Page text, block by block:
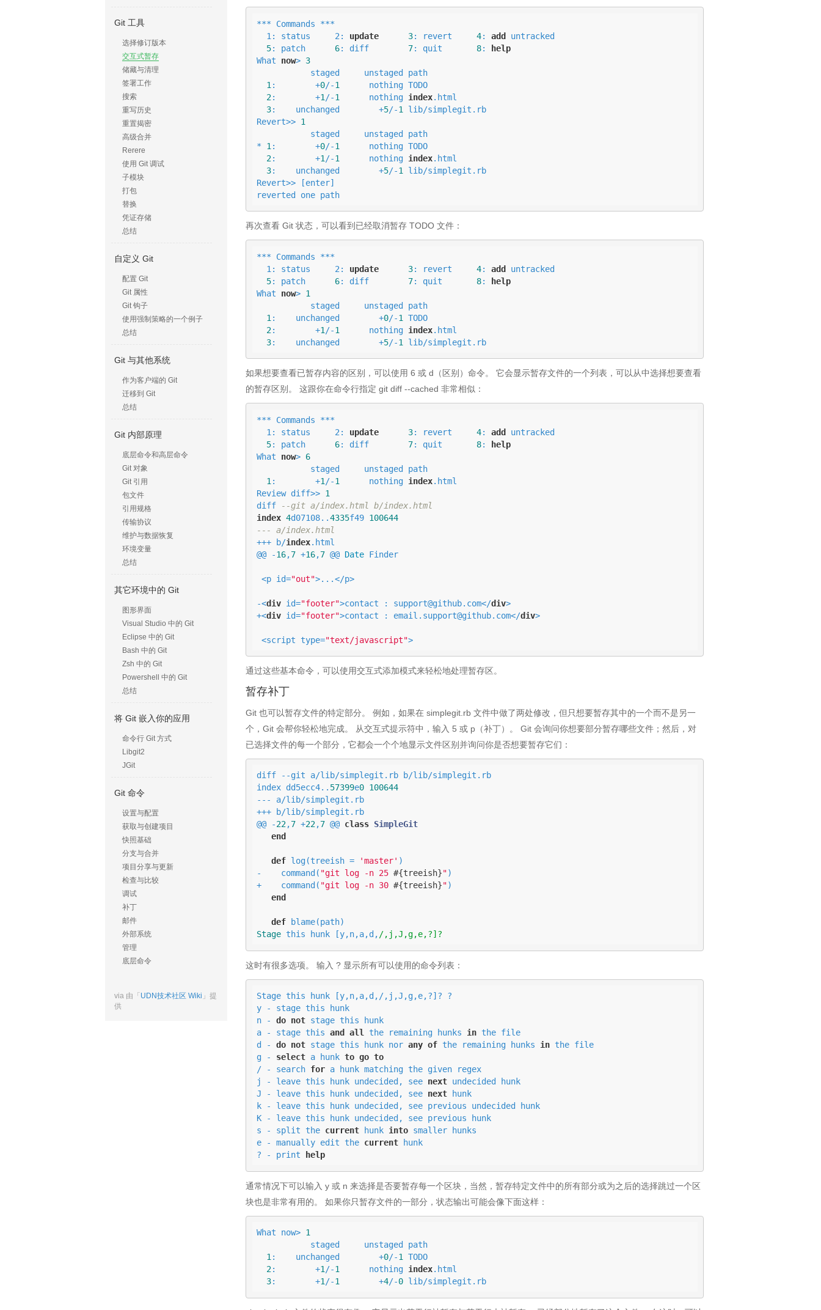
Git 工具
选择修订版本
交互式暂存
储藏与清理
签署工作
搜索
重写历史
重置揭密
高级合并
Rerere
使用 Git 调试
子模块
打包
替换
凭证存储
总结
自定义 Git
配置 Git
Git 属性
Git 钩子
使用强制策略的一个例子
总结
Git 与其他系统
作为客户端的 Git
迁移到 Git
总结
Git 内部原理
底层命令和高层命令
Git 对象
Git 引用
包文件
引用规格
传输协议
维护与数据恢复
环境变量
总结
其它环境中的 Git
图形界面
Visual Studio 中的 Git
Eclipse 中的 Git
Bash 中的 Git
Zsh 中的 Git
Powershell 中的 Git
总结
将 Git 嵌入你的应用
命令行 Git 方式
Libgit2
JGit
Git 命令
设置与配置
获取与创建项目
快照基础
分支与合并
项目分享与更新
检查与比较
调试
补丁
邮件
外部系统
管理
底层命令
via 由「 UDN技术社区 Wiki 」提
供
*** Commands ***
  1: status     2:
update 3: revert 4: add untracked
5: patch 6: diff 7: quit 8:
help
What now> 3
1 :        +0/-1
      nothing TODO
2:        +1 /-1
      nothing
index.html
3:    unchanged        +5/-1 lib/simplegit.rb
Revert>> 1
* 1 :        +0/-1
      nothing TODO
2:        +1 /-1
      nothing
index.html
3:    unchanged        +5/-1 lib/simplegit.rb
Revert>> [enter]
reverted one path
再次查看 Git 状态，可以看到已经取消暂存 TODO 文件：
*** Commands ***
  1: status     2:
update 3: revert 4: add untracked
5: patch 6: diff 7: quit 8:
help
What now> 1
1 :    unchanged        +0/-1 TODO
2:        +1 /-1
      nothing
index.html
3:    unchanged        +5/-1 lib/simplegit.rb
如果想要查看已暂存内容的区别，可以使用 6 或 d（区别）命令。 它会显示暂存文件的一个列表，可以从中选择想要查看
的暂存区别。 这跟你在命令行指定 git diff --cached 非常相似：
*** Commands ***
  1: status     2:
update 3: revert 4: add untracked
5: patch 6: diff 7: quit 8:
help
What now> 6
1 :        +1 /-1
      nothing
index.html
Review diff>> 1
diff
--git a/index.html b/index.html
index 4d07108..4335f49 100644
--- a/index.html
+++ b/index.html
@@ -16,7 +16,7 @@ Date Finder
<p id="out">...</p>
-<div id="footer">contact : support@github.com</div>
+<div id="footer">contact : email.support@github.com</div>
<script type="text/javascript">
通过这些基本命令，可以使用交互式添加模式来轻松地处理暂存区。
暂存补丁
Git 也可以暂存文件的特定部分。 例如，如果在 simplegit.rb 文件中做了两处修改，但只想要暂存其中的一个而不是另一
个，Git 会帮你轻松地完成。 从交互式提示符中，输入 5 或 p（补丁）。 Git 会询问你想要部分暂存哪些文件；然后，对
已选择文件的每一个部分，它都会一个个地显示文件区别并询问你是否想要暂存它们：
diff --git a/lib/simplegit.rb b/lib/simplegit.rb
index dd5ecc4.. 57399e0 100644
--- a/lib/simplegit.rb
+++ b/lib/simplegit.rb
@@ -22,7 +22,7 @@ class SimpleGit
end
def log(treeish = 'master' )
-    command( "git log -n 25 #{treeish}")
+    command( "git log -n 30 #{treeish}")
end
def
Stage this hunk [y,n,a,d,/,j,J,g,e,?]?
这时有很多选项。 输入 ? 显示所有可以使用的命令列表：
Stage this hunk [y,n,a,d,/,j,J,g,e,?]? ?
y - stage this hunk
n - do not stage this hunk
a - stage this and all the remaining hunks in the file
d - do not stage this hunk nor any of the remaining hunks in the file
g - select a hunk to go to
/ - search for a hunk matching the given regex
j - leave this hunk undecided, see next undecided hunk
J - leave this hunk undecided, see next hunk
k - leave this hunk undecided, see previous undecided hunk
K - leave this hunk undecided, see previous hunk
s - split the current hunk into smaller hunks
e - manually edit the current hunk
? - print
help
通常情况下可以输入 y 或 n 来选择是否要暂存每一个区块，当然，暂存特定文件中的所有部分或为之后的选择跳过一个区
块也是非常有用的。 如果你只暂存文件的一部分，状态输出可能会像下面这样：
What now> 1
1:    unchanged        +0/-1 TODO
2:        +1/-1
      nothing
index.html
3:        +1/-1
        +
4/-0 lib/simplegit.rb